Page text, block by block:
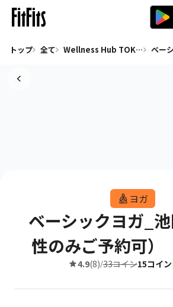
トップ 全て Wellness Hub TOKYO 代々木上原（少人数ヨガピラティス＆よもぎ蒸しサロン）
ヨガ
ベーシックヨガ_
性のみご予約可）
4.9(8)/33コイン15コイン